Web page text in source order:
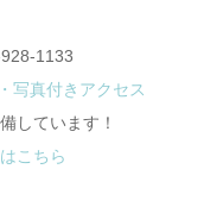
1133
写真付きアクセス
しています！
こちら